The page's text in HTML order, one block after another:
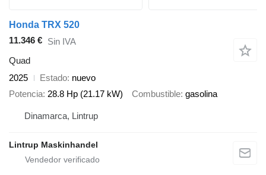
Honda TRX 520
11.346 € Sin IVA
Quad
2025
Estado nuevo
Potencia 28.8 Hp (21.17 kW) Combustible gasolina
Dinamarca, Lintrup
Lintrup Maskinhandel